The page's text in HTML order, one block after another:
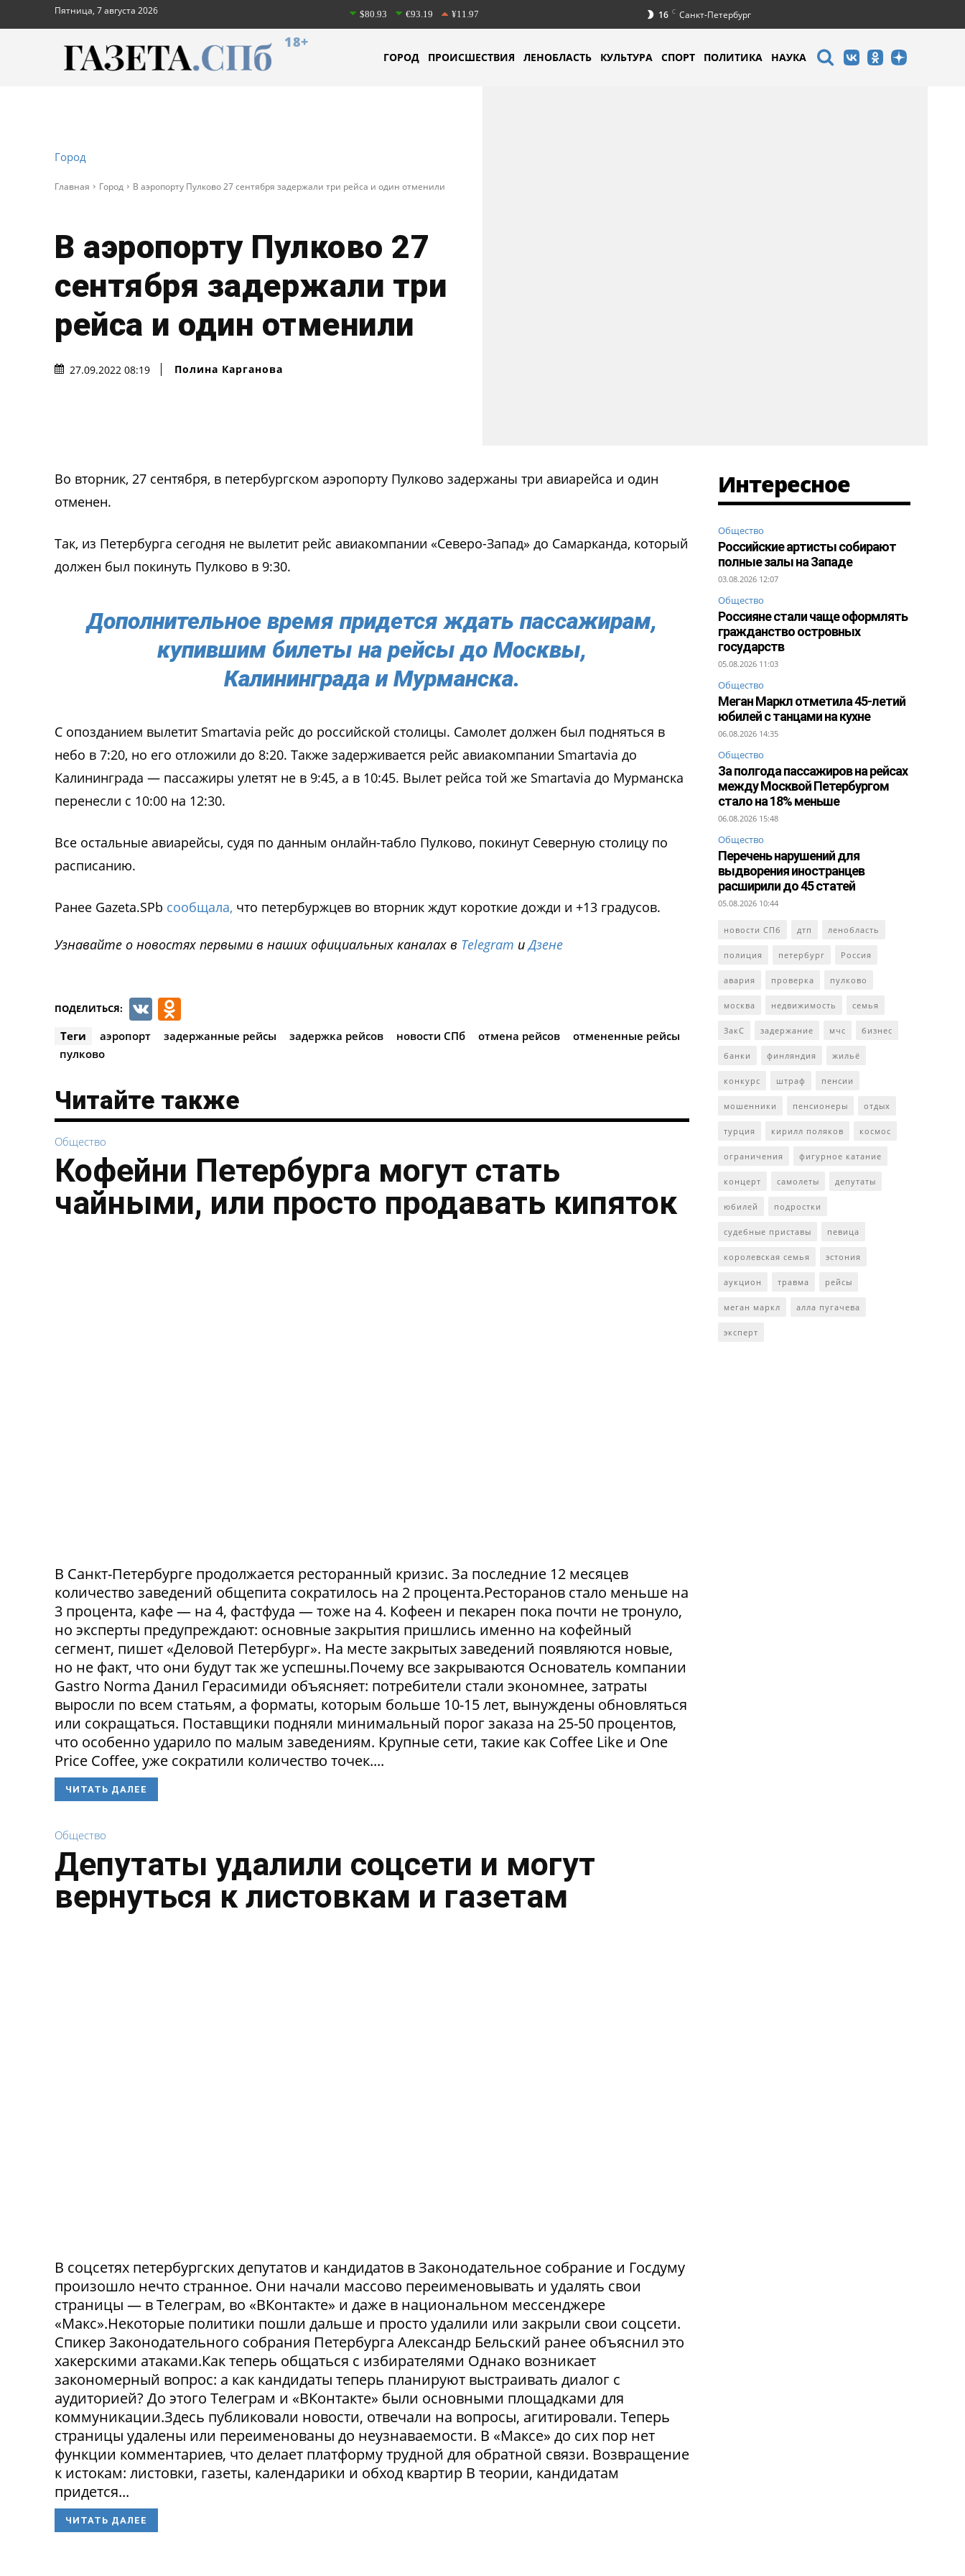
Пятница, 7 августа 2026 $80.93 €93.19 ¥11.97 16 C Санкт-Петербург
18+
ГОРОД ПРОИСШЕСТВИЯ ЛЕНОБЛАСТЬ КУЛЬТУРА СПОРТ ПОЛИТИКА НАУКА
Город
Главная Город В аэропорту Пулково 27 сентября задержали три рейса и один отменили
В аэропорту Пулково 27
сентября задержали три
рейса и один отменили
27.09.2022 08:19 Полина Карганова
Во вторник, 27 сентября, в петербургском аэропорту Пулково задержаны три авиарейса и один
отменен.
Так, из Петербурга сегодня не вылетит рейс авиакомпании «Северо-Запад» до Самарканда, который
должен был покинуть Пулково в 9:30.
Дополнительное время придется ждать пассажирам,
купившим билеты на рейсы до Москвы,
Калининграда и Мурманска.
С опозданием вылетит Smartavia рейс до российской столицы. Самолет должен был подняться в
небо в 7:20, но его отложили до 8:20. Также задерживается рейс авиакомпании Smartavia до
Калининграда — пассажиры улетят не в 9:45, а в 10:45. Вылет рейса той же Smartavia до Мурманска
перенесли с 10:00 на 12:30.
Все остальные авиарейсы, судя по данным онлайн-табло Пулково, покинут Северную столицу по
расписанию.
Ранее Gazeta.SPb сообщала, что петербуржцев во вторник ждут короткие дожди и +13 градусов.
Узнавайте о новостях первыми в наших официальных каналах в Telegram иДзене
ПОДЕЛИТЬСЯ: VK
Теги аэропорт задержанные рейсы задержка рейсов новости СПб отмена рейсов
отмененные рейсы
пулково
Читайте также
Общество
Кофейни Петербурга могут стать
чайными, или просто продавать кипяток
В Санкт-Петербурге продолжается ресторанный кризис. За последние 12 месяцев
количество заведений общепита сократилось на 2 процента.Ресторанов стало меньше на
3 процента, кафе — на 4, фастфуда — тоже на 4. Кофеен и пекарен пока почти не тронуло,
но эксперты предупреждают: основные закрытия пришлись именно на кофейный
сегмент, пишет «Деловой Петербург». На месте закрытых заведений появляются новые,
но не факт, что они будут так же успешны.Почему все закрываются Основатель компании
Gastro Norma Данил Герасимиди объясняет: потребители стали экономнее, затраты
выросли по всем статьям, а форматы, которым больше 10-15 лет, вынуждены обновляться
или сокращаться. Поставщики подняли минимальный порог заказа на 25-50 процентов,
что особенно ударило по малым заведениям. Крупные сети, такие как Coffee Like и One
Price Coffee, уже сократили количество точек....
ЧИТАТЬ ДАЛЕЕ
Общество
Депутаты удалили соцсети и могут
вернуться к листовкам и газетам
В соцсетях петербургских депутатов и кандидатов в Законодательное собрание и Госдуму
произошло нечто странное. Они начали массово переименовывать и удалять свои
страницы — в Телеграм, во «ВКонтакте» и даже в национальном мессенджере
«Макс».Некоторые политики пошли дальше и просто удалили или закрыли свои соцсети.
Спикер Законодательного собрания Петербурга Александр Бельский ранее объяснил это
хакерскими атаками.Как теперь общаться с избирателями Однако возникает
закономерный вопрос: а как кандидаты теперь планируют выстраивать диалог с
аудиторией? До этого Телеграм и «ВКонтакте» были основными площадками для
коммуникации.Здесь публиковали новости, отвечали на вопросы, агитировали. Теперь
страницы удалены или переименованы до неузнаваемости. В «Максе» до сих пор нет
функции комментариев, что делает платформу трудной для обратной связи. Возвращение
к истокам: листовки, газеты, календарики и обход квартир В теории, кандидатам
придется...
ЧИТАТЬ ДАЛЕЕ
Интересное
Общество
Российские артисты собирают
полные залы на Западе
03.08.2026 12:07
Общество
Россияне стали чаще оформлять
гражданство островных
государств
05.08.2026 11:03
Общество
Меган Маркл отметила 45-летий
юбилей с танцами на кухне
06.08.2026 14:35
Общество
За полгода пассажиров на рейсах
между Москвой Петербургом
стало на 18% меньше
06.08.2026 15:48
Общество
Перечень нарушений для
выдворения иностранцев
расширили до 45 статей
05.08.2026 10:44
новости СПб дтп ленобласть
полиция петербург Россия
авария проверка пулково
москва недвижимость семья
ЗакС задержание мчс бизнес
банки финляндия жильё
конкурс штраф пенсии
мошенники пенсионеры отдых
турция кирилл поляков космос
ограничения фигурное катание
концерт самолеты депутаты
юбилей подростки
судебные приставы певица
королевская семья эстония
аукцион травма рейсы
меган маркл алла пугачева
эксперт